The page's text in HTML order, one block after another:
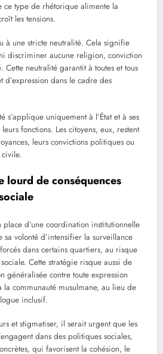
ce type de rhétorique alimente la
les tensions.
à une stricte neutralité. Cela signifie
discriminer aucune religion, conviction
neutralité garantit à toutes et tous
d’expression dans le cadre des
s’applique uniquement à l’État et à ses
fonctions. Les citoyens, eux, restent
leurs convictions politiques ou
lourd de conséquences
place d’une coordination institutionnelle
sa volonté d’intensifier la surveillance
dans certains quartiers, au risque
Cette stratégie risque aussi de
généralisée contre toute expression
communauté musulmane, au lieu de
inclusif.
et stigmatiser, il serait urgent que les
dans des politiques sociales,
qui favorisent la cohésion, le